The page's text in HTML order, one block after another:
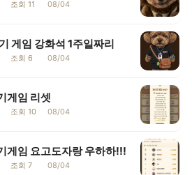
조회 11 08/04
게임 강화석 1주일짜리
조회 6 08/04
게임 리셋
조회 10 08/04
게임 요고도자랑 우하하!!!
조회 7 08/04